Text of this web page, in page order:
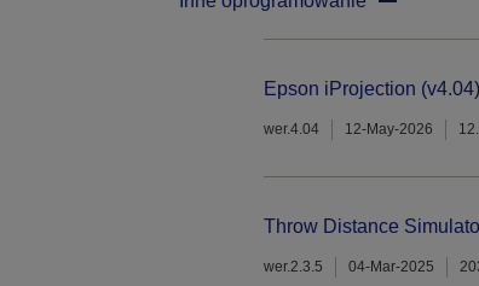
Epson iProjection (v4.04)
wer.4.04 12-May-2026
Throw Distance
wer.2.3.5 04-Mar-2025